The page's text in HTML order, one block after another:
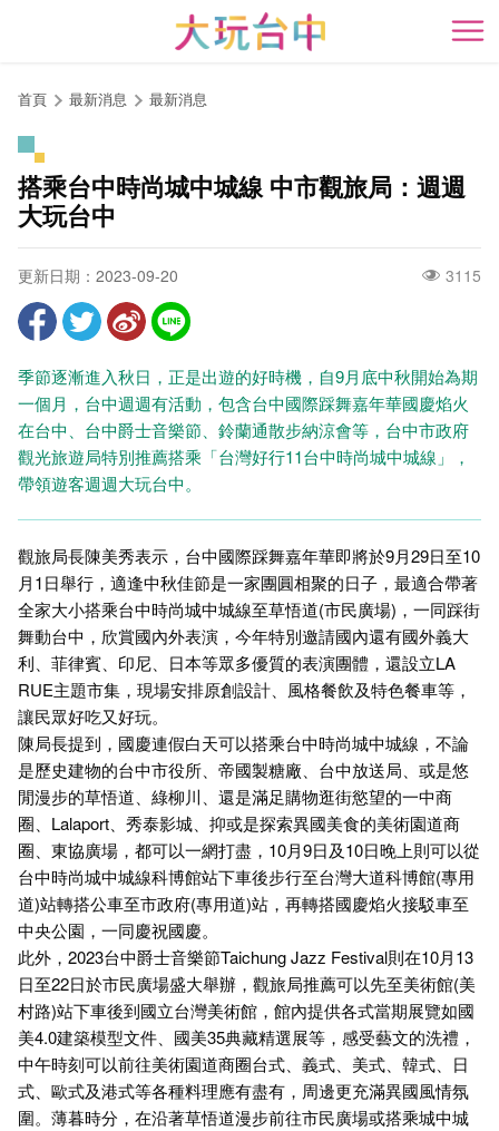
開
首頁 最新消息 最新消息
搭乘台中時尚城中城線 中市觀旅局：週週
大玩台中
更新日期：2023-09-20 3115
季節逐漸進入秋日，正是出遊的好時機，自9月底中秋開始為期
一個月，台中週週有活動，包含台中國際踩舞嘉年華國慶焰火
在台中、台中爵士音樂節、鈴蘭通散步納涼會等，台中市政府
觀光旅遊局特別推薦搭乘「台灣好行11台中時尚城中城線」，
帶領遊客週週大玩台中。
觀旅局長陳美秀表示，台中國際踩舞嘉年華即將於9月29日至10
月1日舉行，適逢中秋佳節是一家團圓相聚的日子，最適合帶著
全家大小搭乘台中時尚城中城線至草悟道(市民廣場)，一同踩街
舞動台中，欣賞國內外表演，今年特別邀請國內還有國外義大
利、菲律賓、印尼、日本等眾多優質的表演團體，還設立LA
RUE主題市集，現場安排原創設計、風格餐飲及特色餐車等，
讓民眾好吃又好玩。
陳局長提到，國慶連假白天可以搭乘台中時尚城中城線，不論
是歷史建物的台中市役所、帝國製糖廠、台中放送局、或是悠
閒漫步的草悟道、綠柳川、還是滿足購物逛街慾望的一中商
圈、Lalaport、秀泰影城、抑或是探索異國美食的美術園道商
圈、東協廣場，都可以一網打盡，10月9日及10日晚上則可以從
台中時尚城中城線科博館站下車後步行至台灣大道科博館(專用
道)站轉搭公車至市政府(專用道)站，再轉搭國慶焰火接駁車至
中央公園，一同慶祝國慶。
此外，2023台中爵士音樂節Taichung Jazz Festival則在10月13
日至22日於市民廣場盛大舉辦，觀旅局推薦可以先至美術館(美
村路)站下車後到國立台灣美術館，館內提供各式當期展覽如國
美4.0建築模型文件、國美35典藏精選展等，感受藝文的洗禮，
中午時刻可以前往美術園道商圈台式、義式、美式、韓式、日
式、歐式及港式等各種料理應有盡有，周邊更充滿異國風情氛
圍。薄暮時分，在沿著草悟道漫步前往市民廣場或搭乘城中城